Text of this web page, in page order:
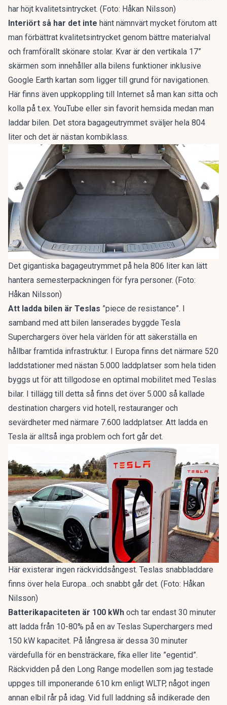
har höjt kvalitetsintrycket. (Foto: Håkan Nilsson)
Interiört så har det inte hänt nämnvärt mycket förutom att
man förbättrat kvalitetsintrycket genom bättre materialval
och framförallt skönare stolar. Kvar är den vertikala 17”
skärmen som innehåller alla bilens funktioner inklusive
Google Earth kartan som ligger till grund för navigationen.
Här finns även uppkoppling till Internet så man kan sitta och
kolla på t.ex. YouTube eller sin favorit hemsida medan man
laddar bilen. Det stora bagageutrymmet sväljer hela 804
liter och det är nästan kombiklass.
Det gigantiska bagageutrymmet på hela 806 liter kan lätt
hantera semesterpackningen för fyra personer. (Foto:
Håkan Nilsson)
Att ladda bilen är Teslas ”piece de resistance”. I
samband med att bilen lanserades byggde Tesla
Superchargers över hela världen för att säkerställa en
hållbar framtida infrastruktur. I Europa finns det närmare 520
laddstationer med nästan 5.000 laddplatser som hela tiden
byggs ut för att tillgodose en optimal mobilitet med Teslas
bilar. I tillägg till detta så finns det över 5.000 så kallade
destination chargers vid hotell, restauranger och
sevärdheter med närmare 7.600 laddplatser. Att ladda en
Tesla är alltså inga problem och fort går det.
Här existerar ingen räckviddsångest. Teslas snabbladdare
finns över hela Europa…och snabbt går det. (Foto: Håkan
Nilsson)
Batterikapaciteten är 100 kWh och tar endast 30 minuter
att ladda från 10-80% på en av Teslas Superchargers med
150 kW kapacitet. På långresa är dessa 30 minuter
värdefulla för en bensträckare, fika eller lite ”egentid”.
Räckvidden på den Long Range modellen som jag testade
uppges till imponerande 610 km enligt WLTP, något ingen
annan elbil rår på idag. Vid full laddning så indikerade den